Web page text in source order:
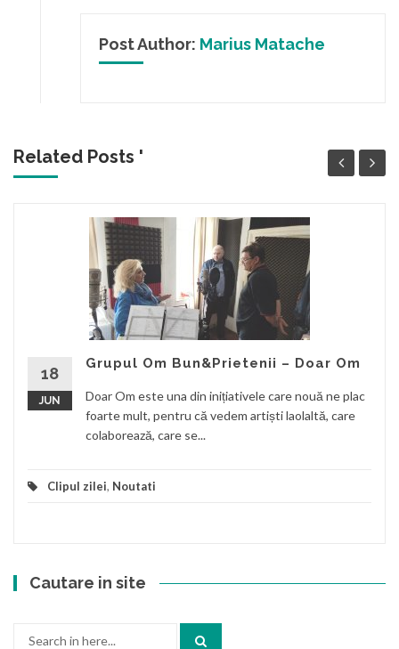
Post Author: Marius Matache
Related Posts '
18
JUN
Grupul Om Bun&Prietenii – Doar Om
Doar Om este una din inițiativele care nouă ne plac
foarte mult, pentru că vedem artiști laolaltă, care
colaborează, care se...
Clipul zilei, Noutati
Cautare in site